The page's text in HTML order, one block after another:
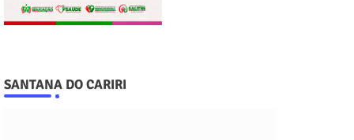
SANTANA DO CARIRI